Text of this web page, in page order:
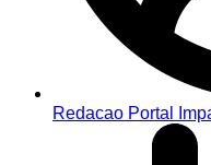
Redacao Portal